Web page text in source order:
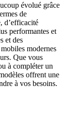
évolué grâce
de
d’efficacité
performantes et
et des
modernes
Que vous
à compléter un
offrent une
à vos besoins.